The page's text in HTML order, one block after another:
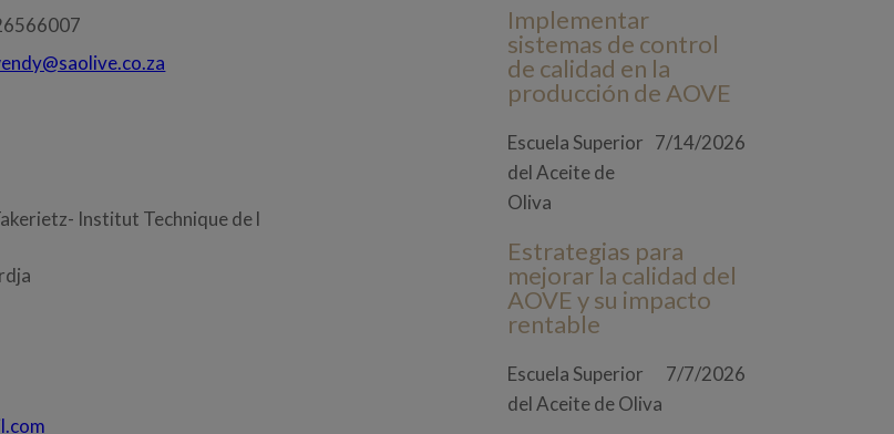
Institut Technique de l
Implementar
sistemas de control
de calidad en la
producción de AOVE
Escuela Superior
del Aceite de
Oliva
7/14/2026
Estrategias para
mejorar la calidad del
AOVE y su impacto
rentable
Escuela Superior
del Aceite de Oliva
7/7/2026